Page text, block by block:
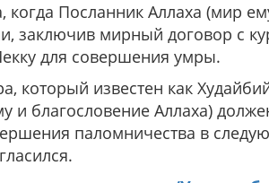
когда Посланник Аллаха (мир
заключив мирный договор с
для совершения умры.
который известен как
и благословение Аллаха)
паломничества в